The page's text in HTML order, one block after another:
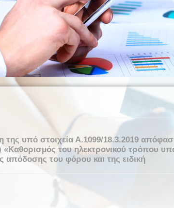
υπό στοιχεία Α.1099/18.3.2019
του ηλεκτρονικού τρόπου
απόδοσης του φόρου και της ειδική